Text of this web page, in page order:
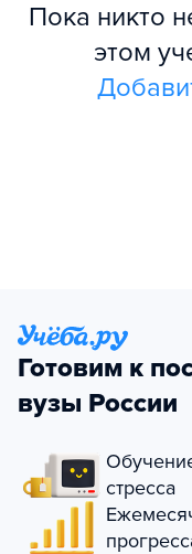
Пока никто
этом
Готовим к
вузы России
стресса